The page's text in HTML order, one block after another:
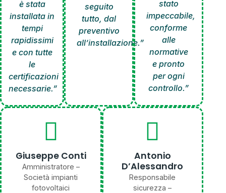
è stata
installata in
tempi
rapidissimi
e con tutte
le
certificazioni
necessarie.”
seguito
tutto, dal
preventivo
all’installazione.”
stato
impeccabile,
conforme
alle
normative
e pronto
per ogni
controllo.”
Giuseppe Conti
Amministratore –
Società impianti
fotovoltaici
Antonio
D’Alessandro
Responsabile
sicurezza –